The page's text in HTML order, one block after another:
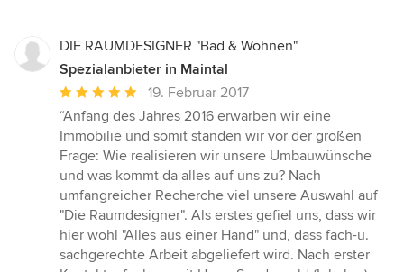
DIE RAUMDESIGNER "Bad & Wohnen"
Spezialanbieter in Maintal
Durchschnittliche
Bewertung:
5
von
5
Sternen
19. Februar 2017
“Anfang des Jahres 2016 erwarben wir eine
Immobilie und somit standen wir vor der großen
Frage: Wie realisieren wir unsere Umbauwünsche
und was kommt da alles auf uns zu? Nach
umfangreicher Recherche viel unsere Auswahl auf
"Die Raumdesigner". Als erstes gefiel uns, dass wir
hier wohl "Alles aus einer Hand" und, dass fach-u.
sachgerechte Arbeit abgeliefert wird. Nach erster